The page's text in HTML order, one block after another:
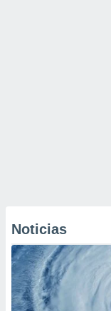
Noticias